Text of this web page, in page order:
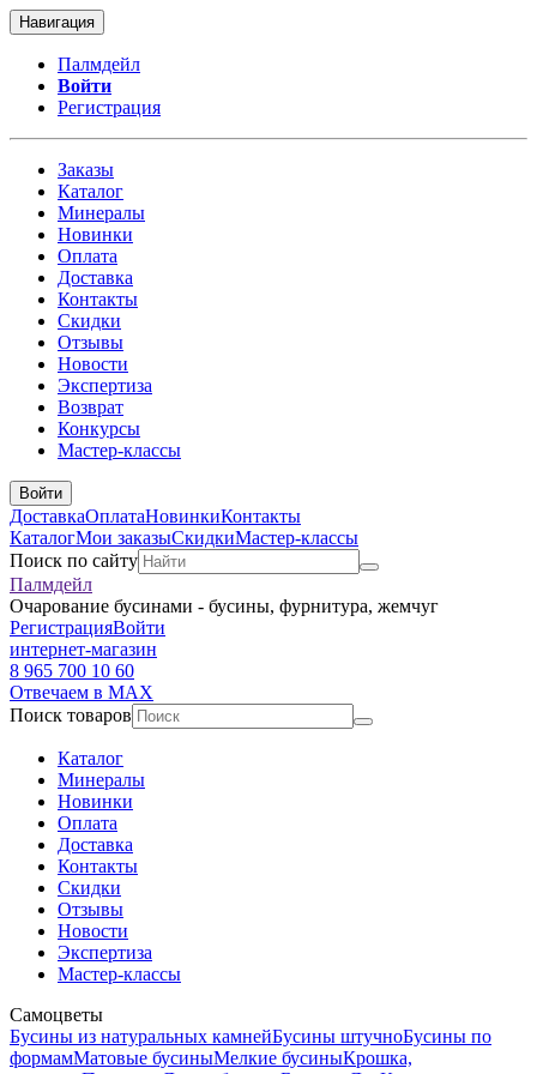
Навигация
Палмдейл
Войти
Регистрация
Заказы
Каталог
Минералы
Новинки
Оплата
Доставка
Контакты
Скидки
Отзывы
Новости
Экспертиза
Возврат
Конкурсы
Мастер-классы
Войти
ДоставкаОплатаНовинкиКонтакты
КаталогМои заказыСкидкиМастер-классы
Поиск по сайту
Палмдейл
Очарование бусинами - бусины, фурнитура, жемчуг
РегистрацияВойти
интернет-магазин
8 965 700 10 60
Отвечаем в MAX
Поиск товаров
Каталог
Минералы
Новинки
Оплата
Доставка
Контакты
Скидки
Отзывы
Новости
Экспертиза
Мастер-классы
Самоцветы
Бусины из натуральных камнейБусины штучноБусины по
формамМатовые бусиныМелкие бусиныКрошка,